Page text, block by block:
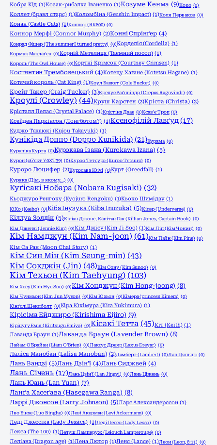
Кобра Кід (1)Козак-рибалка Іваненко (1)Козуме Кенма (9)Коко (0)
Коллет (бравл старс) (1)Коломбіна (Genshin Impact) (1)Коля Перваков (0)
Конан (Castle Cats) (1)Коннор (RK800) (0)
Коннор Мерфі (Connor Murphy) (2)Конні Спрінґер (4)
Конрад Фішер (The summer I turned pretty) (0)Корделія (Cordelia) (1)
Кормак Маклаґен (0)Корній Метелиця (Таємний посол) (1)
Король (The Owl House) (0)Кортні Крімсон (Courtney Crimsen) (1)
Костянтин Трембовецький (4)Котецу Хагане (Kotetsu Hagane) (1)
Котячий король (Cat King) (1)Коул Баккет (Cole Bucket) (0)
Крейг Такер (Craig Tucker) (3)Крепус Раґнвіндр (Crepus Ragnvindr) (0)
Кроулі (Crowley) (44)Круш Карстен (2)Кріста (Christa) (2)
Крісталл Пелас (Crystal Palace) (1)Крістіна Даае (0)Ксав'є Троп (0)
Ксейден Паркінсон (Лонгботом?) (1)Ксенофілій Лавґуд (17)
Куджо Такаюкі (Kujou Takayuki) (1)
Кунікіда Доппо (Doppo Kunikida) (21)Курама (0)
Курапіка Курта (0)Курокава Ізана (Kurokawa Izana) (5)
Курон (об'єкт Y0XT39) (0)Куроо Тетсуро (Kuroo Tetsuro) (0)
Куроро Люцифер (2)Куросава Юічі (0)Курт (Greedfall) (1)
Куряка (Дім, в якому…) (0)
Куґісакі Нобара (Nobara Kugisaki) (32)
Кьоджуро Ренгоку (Kyojuro Rengoku) (1)Кьоко Шимідзу (1)
КіХо (Keeho) (0)Кіба Інузука (Kiba Inuzuka) (5)Кілер (Underverse) (0)
Кіллуа Золдік (5)Кіліан Джонс, Капітан Гак (Killian Jones, Captain Hook) (0)
Кім Дженні (Jennie Kim) (0)Кім Джісу (Kim Ji Soo) (1)Кім Ліп (Кім Чонин) (0)
Кім Намджун (Kim Nam-joon) (61)Кім Пайн (Kim Pine) (0)
Кім Са Ран (Moon Chai Story) (1)
Кім Син Мін (Kim Seung-min) (43)
Кім Сокджін (Jin) (48)Кім Сону (Kim Sunoo) (0)
Кім Техьон (Kim Taehyung) (103)
Кім Хесу (Kim Hye Soo) (0)Кім Хонджун (Kim Hong-joong) (8)
Кім Чунмьон (Kim Jun Myeon) (0)Кім Юхьон (0)Кімера (princess Kimera) (0)
Кінґслі Шеклболт (0)Кіра Юкімура (Kira Yukimura) (1)
Кірісіма Ейджиро (Kirishima Eijiro) (9)
Кіріцугу Емія (Kiritsugu Emiya) (0)Кісакі Тетта (45)Кіт (Keith) (1)
Лаванда Браун (1)Лаванда Браун (Lavender Brown) (8)
Лайам О'Брайан (Liam O'Brien) (0)Лаксус Дреяр (Laxus Dreyar) (0)
Лаліса Манобан (Lalisa Manoban) (2)Ламберт (Lambert) (0)Лан Цяньцю (0)
Лань Вандзі (5)Лань Дзін'ї (4)Лань Сиджвей (4)
Лань Січень (17)Лань Цзін'ї (Lan Jingyi) (0)Лань Ціжень (0)
Лань Юань (Lan Yuan) (7)
Ланґа Хасеґава (Hasegawa Ranga) (8)
Ларрі Джонсон (Larry Johnson) (5)Ларс Александерссон (1)
Лво Бінхе (Luo Binghe) (0)Леві Акерман (Levi Ackermann) (0)
Леді Джессіка (Lady Jessica) (1)Леді Лессо (Lady Lesso) (0)
Лекса (The 100) (1)Лелуш Ламперуж (Lelouch Lamperouge) (0)
Леліана (Dragon age) (1)Лена Лютор (1)Ленс (Lance) (1)Леон (Leon, 8:11) (0)